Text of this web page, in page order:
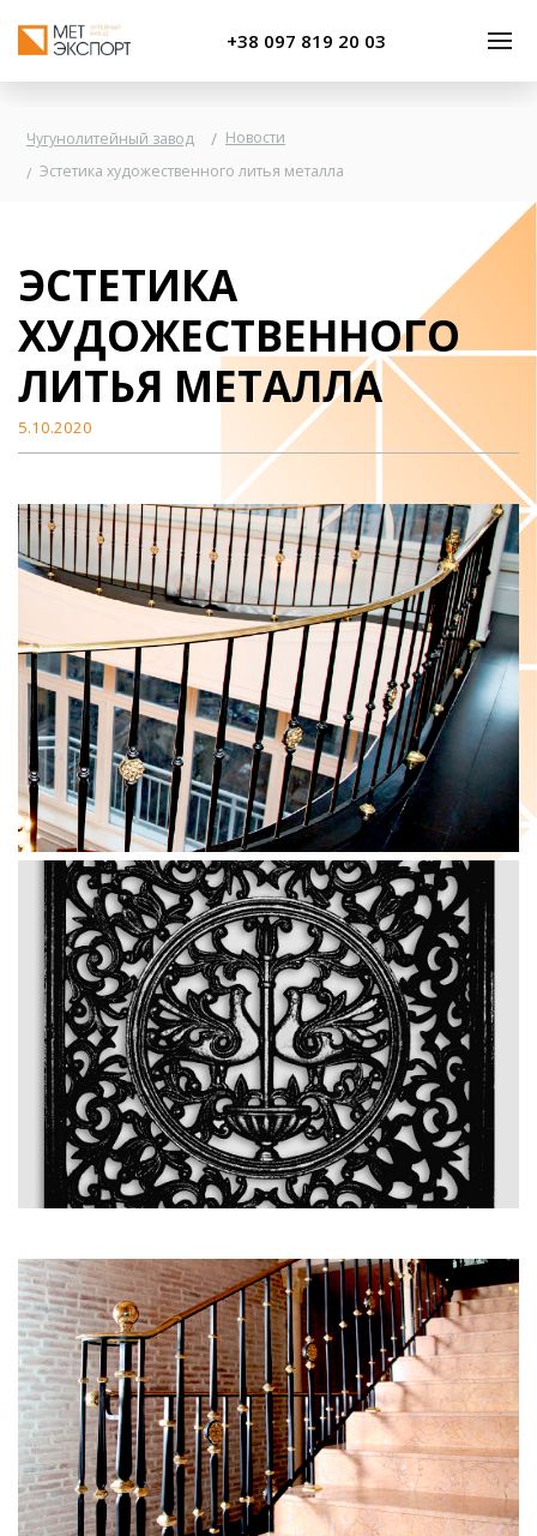
+38 097 819 20 03
Чугунолитейный завод
Новости
Эстетика художественного литья металла
ЭСТЕТИКА
ХУДОЖЕСТВЕННОГО
ЛИТЬЯ МЕТАЛЛА
5.10.2020